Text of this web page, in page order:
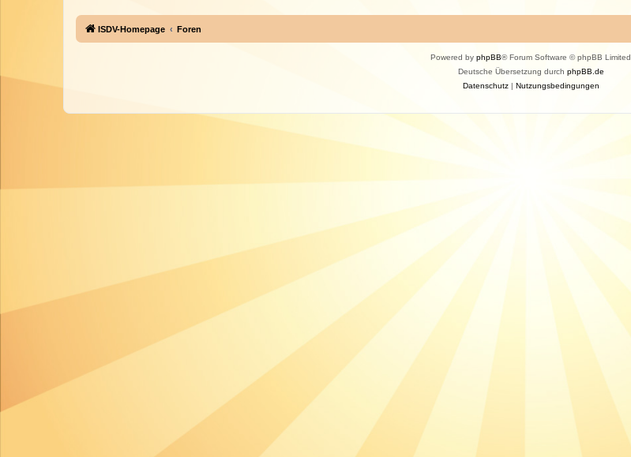
ISDV-Homepage Foren
Powered by phpBB® Forum Software © phpBB Limited
Deutsche Übersetzung durch phpBB.de
Datenschutz| Nutzungsbedingungen